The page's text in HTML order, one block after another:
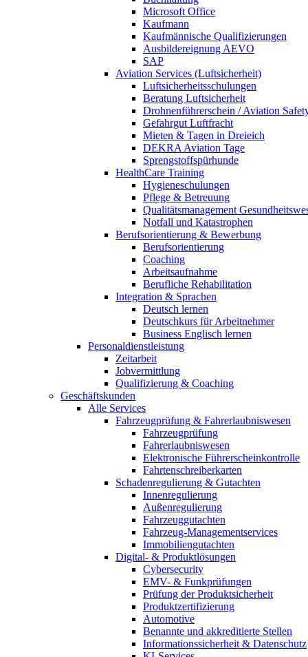
Microsoft Office
Kaufmann
Kaufmännische Qualifizierungen
Ausbildereignung AEVO
SAP
Aviation Services (Luftsicherheit)
Luftsicherheitsschulungen
Beratung Luftsicherheit
Drohnenführerschein / Aviation
Gefahrgut Luftfracht
Mieten & Tagen in Dreieich
DEKRA Aviation Tage
Sprengstoffspürhunde
HealthCare Training
Hygieneschulungen
Pflege & Betreuung
Qualitätsmanagement
Notfall und Katastrophen
Berufsorientierung & Bewerbung
Berufsorientierung
Coaching
Arbeitsaufnahme
Berufliche Rehabilitation
Integration & Sprachen
Deutsch lernen
Deutschkurs für Arbeitnehmer
Business Englisch lernen
Personaldienstleistung
Zeitarbeit
Jobvermittlung
Qualifizierung & Coaching
Geschäftskunden
Alle Services
Fahrzeugprüfung & Fahrerlaubniswesen
Fahrzeugprüfung
Fahrerlaubniswesen
Elektronische Führerscheinkontrolle
Fahrtenschreiberkarten
Schadenregulierung & Gutachten
Innenregulierung
Außenregulierung
Fahrzeuggutachten
Fahrzeug-Managementservices
Immobiliengutachten
Digital- & Produktlösungen
Cybersecurity
EMV- & Funkprüfungen
Prüfung der Produktsicherheit
Produktzertifizierung
Automotive
Benannte und akkreditierte Stellen
Informationssicherheit & Datenschutz